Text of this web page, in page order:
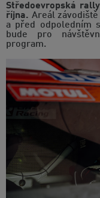
Středoevropská
října. Areál
a před odpoledním
bude pro
program.